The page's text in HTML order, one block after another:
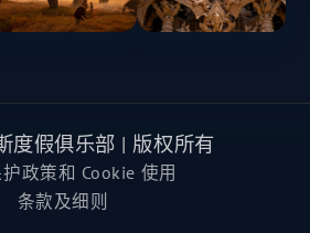
度假俱乐部 | 版权所有
政策和 Cookie 使用
条款及细则